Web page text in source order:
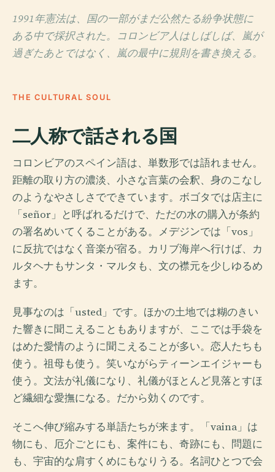
1991年憲法は、国の一部がまだ公然たる紛争状態に
ある中で採択された。コロンビア人はしばしば、嵐が
過ぎたあとではなく、嵐の最中に規則を書き換える。
THE CULTURAL SOUL
二人称で話される国
コロンビアのスペイン語は、単数形では語れません。
距離の取り方の濃淡、小さな言葉の会釈、身のこなし
のようなやさしさでできています。ボゴタでは店主に
「señor」と呼ばれるだけで、ただの水の購入が条約
の署名めいてくることがある。メデジンでは「vos」
に反抗ではなく音楽が宿る。カリブ海岸へ行けば、カ
ルタヘナもサンタ・マルタも、文の襟元を少しゆるめ
ます。
見事なのは「usted」です。ほかの土地では糊のきい
た響きに聞こえることもありますが、ここでは手袋を
はめた愛情のように聞こえることが多い。恋人たちも
使う。祖母も使う。笑いながらティーンエイジャーも
使う。文法が礼儀になり、礼儀がほとんど見落とすほ
ど繊細な愛撫になる。だから効くのです。
そこへ伸び縮みする単語たちが来ます。「vaina」は
物にも、厄介ごとにも、案件にも、奇跡にも、問題に
も、宇宙的な肩すくめにもなりうる。名詞ひとつで会